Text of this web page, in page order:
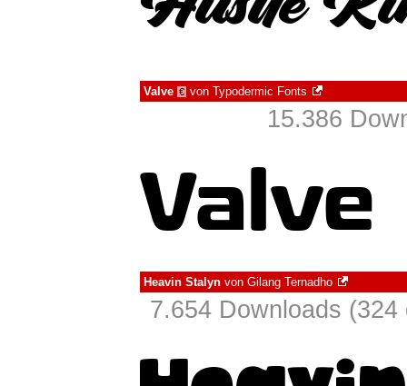
Valve € von Typodermic Fonts
15.386
Heavin Stalyn von Gilang Ternadho
7.654 Downloads (324